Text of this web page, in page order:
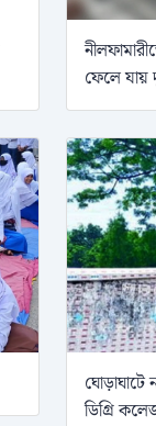
ফেলে যায়
ঘোড়াঘাটে
ডিগ্রি